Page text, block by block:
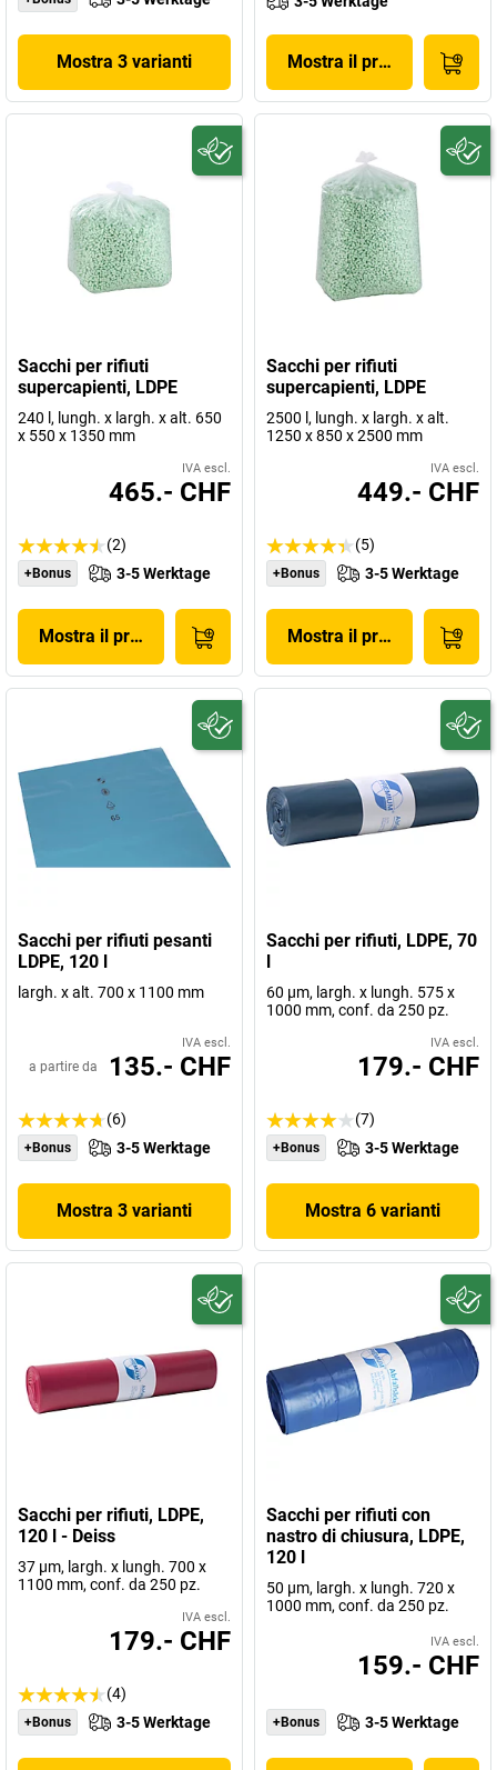
Mostra 3 varianti Mostra il prodotto
Sacchi per rifiuti
supercapienti, LDPE
240 l, lungh. x largh. x alt. 650
x 550 x 1350 mm
IVA escl.
465.- CHF
(2)
+Bonus 3-5 Werktage
Mostra il prodotto
Sacchi per rifiuti
supercapienti, LDPE
2500 l, lungh. x largh. x alt.
1250 x 850 x 2500 mm
IVA escl.
449.- CHF
(5)
+Bonus 3-5 Werktage
Mostra il prodotto
Sacchi per rifiuti pesanti
LDPE, 120 l
largh. x alt. 700 x 1100 mm
IVA escl.
a partire da 135.- CHF
(6)
+Bonus 3-5 Werktage
Mostra 3 varianti
Sacchi per rifiuti, LDPE, 70
l
60 µm, largh. x lungh. 575 x
1000 mm, conf. da 250 pz.
IVA escl.
179.- CHF
(7)
+Bonus 3-5 Werktage
Mostra 6 varianti
Sacchi per rifiuti, LDPE,
120 l - Deiss
37 µm, largh. x lungh. 700 x
1100 mm, conf. da 250 pz.
IVA escl.
179.- CHF
(4)
+Bonus 3-5 Werktage
Sacchi per rifiuti con
nastro di chiusura, LDPE,
120 l
50 µm, largh. x lungh. 720 x
1000 mm, conf. da 250 pz.
IVA escl.
159.- CHF
+Bonus 3-5 Werktage